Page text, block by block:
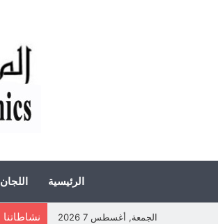
الرئيسية اللجان
الجمعة, أغسطس 7 2026 نشاطاتنا